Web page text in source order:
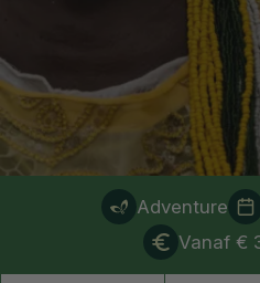
Adventure
Vanaf €